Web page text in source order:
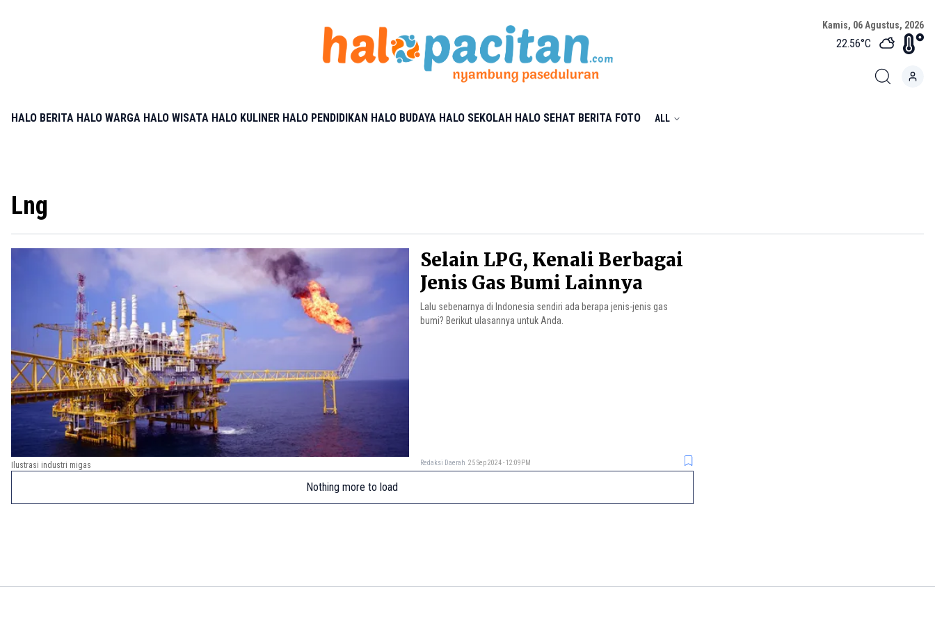
Kamis, 06 Agustus, 2026
22.56°C
HALO BERITA HALO WARGA HALO WISATA HALO KULINER HALO PENDIDIKAN HALO BUDAYA HALO SEKOLAH HALO SEHAT BERITA FOTO ALL
Lng
Selain LPG, Kenali Berbagai
Jenis Gas Bumi Lainnya
Lalu sebenarnya di Indonesia sendiri ada berapa jenis-jenis gas
bumi? Berikut ulasannya untuk Anda.
Redaksi Daerah 25 Sep 2024 - 12:09PM
Ilustrasi industri migas
Nothing more to load